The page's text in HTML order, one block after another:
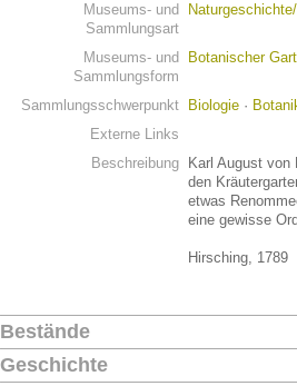
Museums- und
Sammlungsart
Museums- und
Sammlungsform
Botanischer
Sammlungsschwerpunkt Biologie ·
Externe Links
Beschreibung
Karl August von
den
etwas
eine gewisse
Hirsching, 1789
Bestände
Geschichte